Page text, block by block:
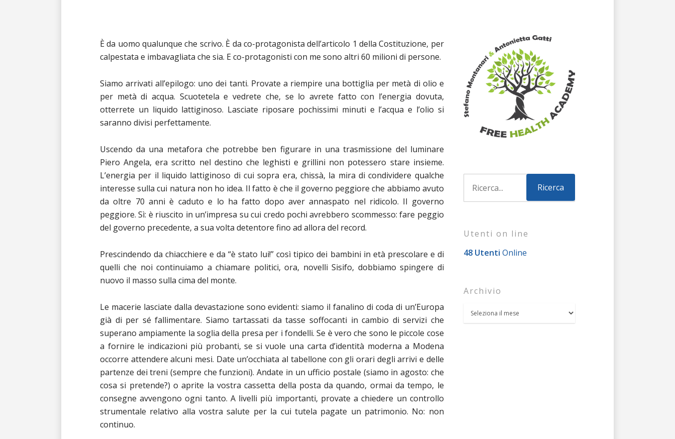
È da uomo qualunque che scrivo. È da co-protagonista dell’articolo 1 della Costituzione, per
calpestata e imbavagliata che sia. E co-protagonisti con me sono altri 60 milioni di persone.
Siamo arrivati all’epilogo: uno dei tanti. Provate a riempire una bottiglia per metà di olio e
per metà di acqua. Scuotetela e vedrete che, se lo avrete fatto con l’energia dovuta,
otterrete un liquido lattiginoso. Lasciate riposare pochissimi minuti e l’acqua e l’olio si
saranno divisi perfettamente.
Uscendo da una metafora che potrebbe ben figurare in una trasmissione del luminare
Piero Angela, era scritto nel destino che leghisti e grillini non potessero stare insieme.
L’energia per il liquido lattiginoso di cui sopra era, chissà, la mira di condividere qualche
interesse sulla cui natura non ho idea. Il fatto è che il governo peggiore che abbiamo avuto
da oltre 70 anni è caduto e lo ha fatto dopo aver annaspato nel ridicolo. Il governo
peggiore. Sì: è riuscito in un’impresa su cui credo pochi avrebbero scommesso: fare peggio
del governo precedente, a sua volta detentore fino ad allora del record.
Prescindendo da chiacchiere e da “è stato lui!” così tipico dei bambini in età prescolare e di
quelli che noi continuiamo a chiamare politici, ora, novelli Sisifo, dobbiamo spingere di
nuovo il masso sulla cima del monte.
Le macerie lasciate dalla devastazione sono evidenti: siamo il fanalino di coda di un’Europa
già di per sé fallimentare. Siamo tartassati da tasse soffocanti in cambio di servizi che
superano ampiamente la soglia della presa per i fondelli. Se è vero che sono le piccole cose
a fornire le indicazioni più probanti, se si vuole una carta d’identità moderna a Modena
occorre attendere alcuni mesi. Date un’occhiata al tabellone con gli orari degli arrivi e delle
partenze dei treni (sempre che funzioni). Andate in un ufficio postale (siamo in agosto: che
cosa si pretende?) o aprite la vostra cassetta della posta da quando, ormai da tempo, le
consegne avvengono ogni tanto. A livelli più importanti, provate a chiedere un controllo
strumentale relativo alla vostra salute per la cui tutela pagate un patrimonio. No: non
continuo.
Utenti on line
48 Utenti Online
Archivio